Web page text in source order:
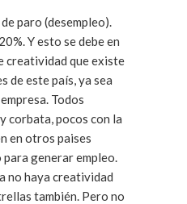
paro (desempleo).
en
creatividad que existe
de este país, ya sea
Todos
corbata, pocos con la
en otros paises
generar empleo.
no haya creatividad
también. Pero no